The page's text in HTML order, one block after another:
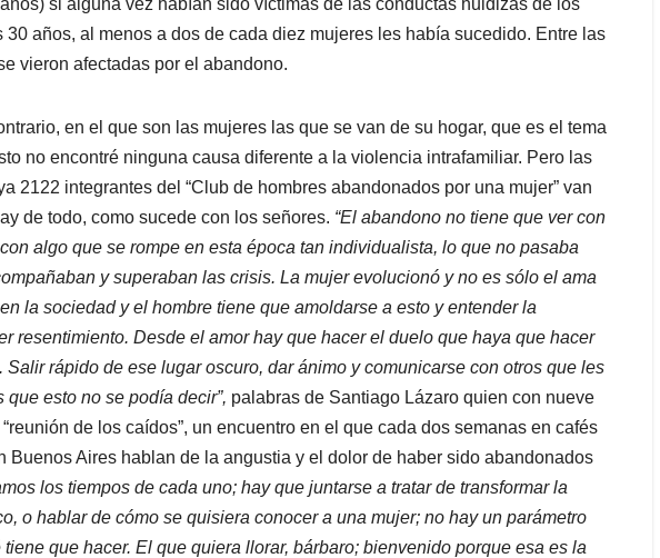
30 años, al menos a dos de cada diez mujeres les había sucedido. Entre las
vieron afectadas por el abandono.
en el que son las mujeres las que se van de su hogar, que es el tema
no encontré ninguna causa diferente a la violencia intrafamiliar. Pero las
2122 integrantes del “Club de hombres abandonados por una mujer” van
de todo, como sucede con los señores. “El abandono no tiene que ver con
algo que se rompe en esta época tan individualista, lo que no pasaba
y superaban las crisis. La mujer evolucionó y no es sólo el ama
la sociedad y el hombre tiene que amoldarse a esto y entender la
resentimiento. Desde el amor hay que hacer el duelo que haya que hacer
Salir rápido de ese lugar oscuro, dar ánimo y comunicarse con otros que les
que esto no se podía decir”, palabras de Santiago Lázaro quien con nueve
de los caídos”, un encuentro en el que cada dos semanas en cafés
Buenos Aires hablan de la angustia y el dolor de haber sido abandonados
los tiempos de cada uno; hay que juntarse a tratar de transformar la
o hablar de cómo se quisiera conocer a una mujer; no hay un parámetro
que hacer. El que quiera llorar, bárbaro; bienvenido porque esa es la